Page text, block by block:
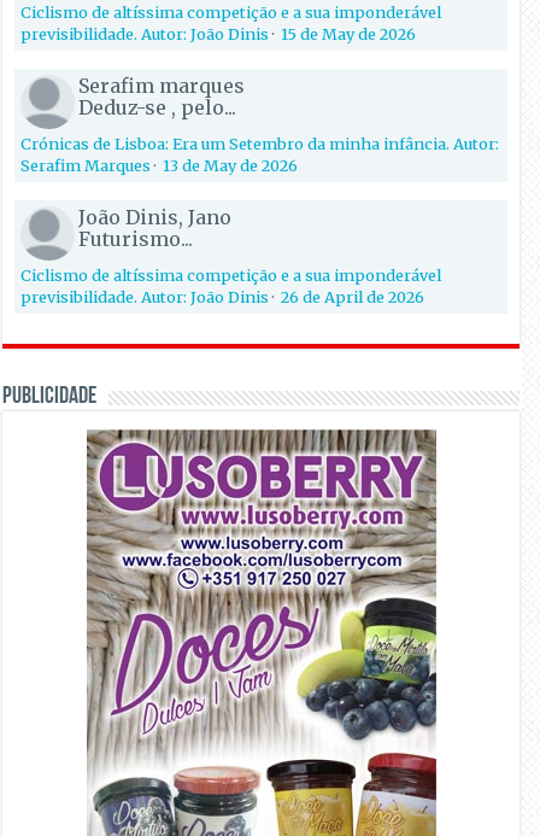
Ciclismo de altíssima competição e a sua imponderável
previsibilidade. Autor: João Dinis·15 de May de 2026
Serafim marques
Deduz-se , pelo...
Crónicas de Lisboa: Era um Setembro da minha infância. Autor:
Serafim Marques·13 de May de 2026
João Dinis, Jano
Futurismo...
Ciclismo de altíssima competição e a sua imponderável
previsibilidade. Autor: João Dinis·26 de April de 2026
PUBLICIDADE